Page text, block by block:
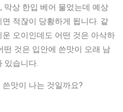
막상 한입 베어 물었는데 예상
적잖이 당황하게 됩니다. 같
오이인데도 어떤 것은 아삭하
떤 것은 입안에 쓴맛이 오래 남
있습니다.
맛이 나는 것일까요?